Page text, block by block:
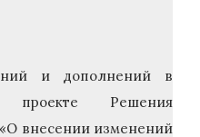
и дополнений в
Решения
внесении изменений